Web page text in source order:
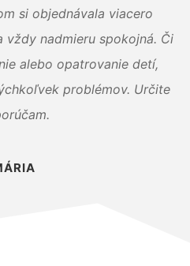
si objednávala viacero
nadmieru spokojná. Či
alebo opatrovanie detí,
problémov. Určite